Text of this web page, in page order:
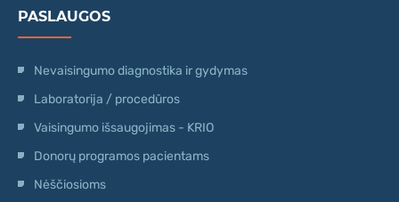
PASLAUGOS
Nevaisingumo diagnostika ir gydymas
Laboratorija / procedūros
Vaisingumo išsaugojimas - KRIO
Donorų programos pacientams
Nėščiosioms